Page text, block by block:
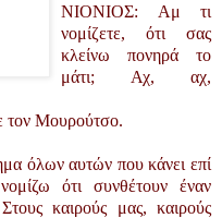
ΝΙΟΝΙΟΣ: Αμ τι
νομίζετε, ότι σας
κλείνω πονηρά το
μάτι; Αχ, αχ,
τον Μουρούτσο.
όλων αυτών που κάνει επί
ότι συνθέτουν έναν
καιρούς μας, καιρούς